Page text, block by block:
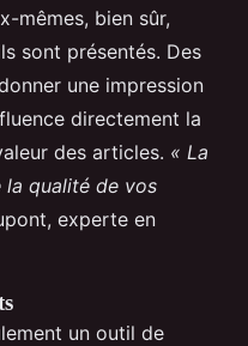
mêmes, bien sûr,
sont présentés. Des
une impression
directement la
des articles. « La
qualité de vos
experte en
un outil de